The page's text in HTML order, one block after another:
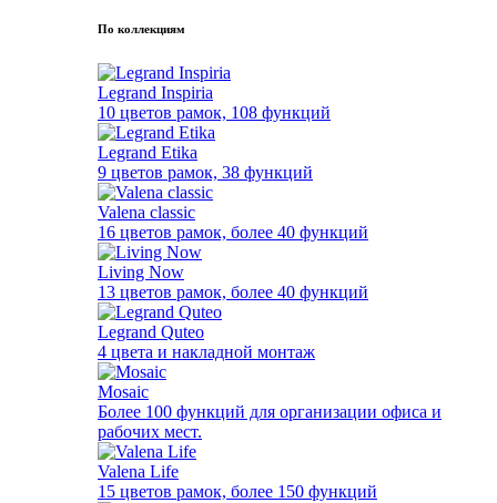
По коллекциям
Legrand Inspiria
10 цветов рамок, 108 функций
Legrand Etika
9 цветов рамок, 38 функций
Valena classic
16 цветов рамок, более 40 функций
Living Now
13 цветов рамок, более 40 функций
Legrand Quteo
4 цвета и накладной монтаж
Mosaic
Более 100 функций для организации офиса и
рабочих мест.
Valena Life
15 цветов рамок, более 150 функций